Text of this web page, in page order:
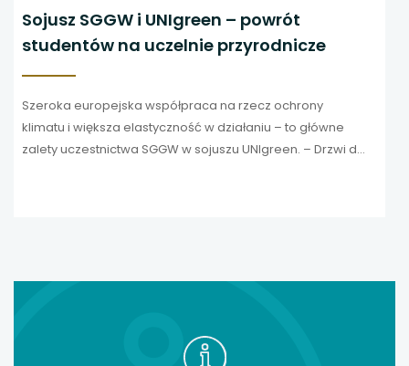
siły z
by móc
Wiedzą o
działaj
Sojusz SGGW i UNIgreen –
studentów na uczelnie
Szeroka europejska współpraca na
klimatu i większa elastyczność w
zalety uczestnictwa SGGW w sojuszu